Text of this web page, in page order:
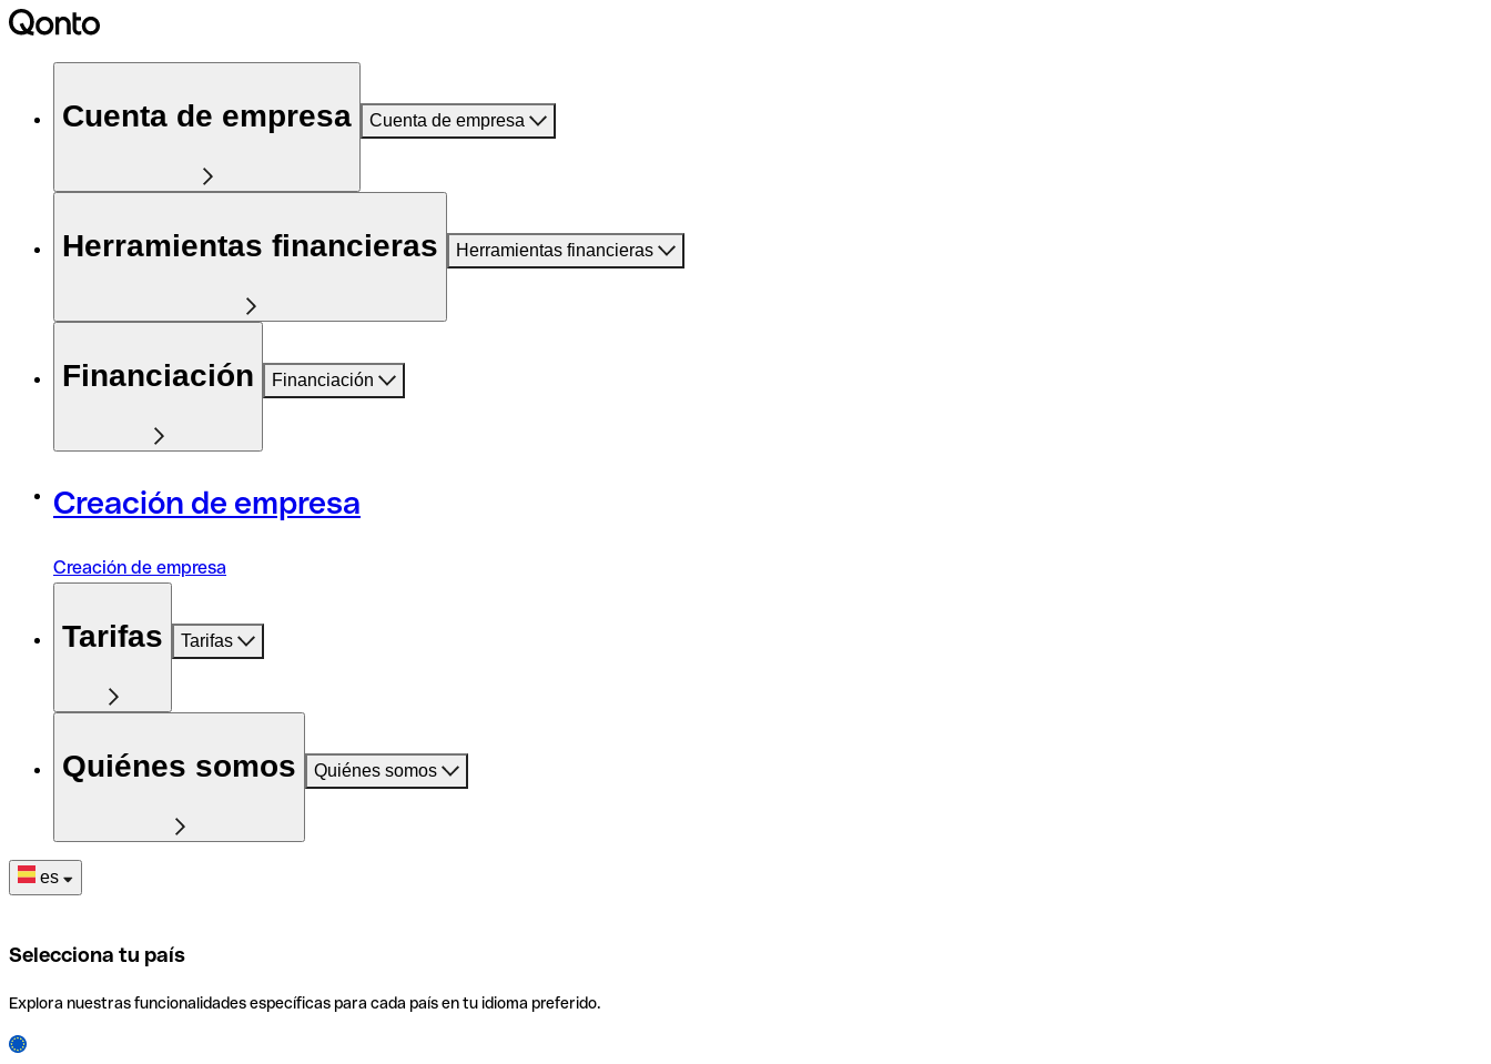
Cuenta de empresa Cuenta de empresa
Herramientas financieras Herramientas financieras
Financiación Financiación
Creación de empresa
Creación de empresa
Tarifas Tarifas
Quiénes somos Quiénes somos
es
Selecciona tu país
Explora nuestras funcionalidades específicas para cada país en tu idioma preferido.